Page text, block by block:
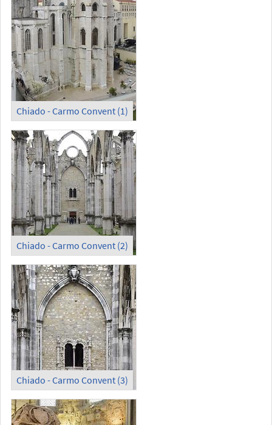
Chiado - Carmo Convent (1)
Chiado - Carmo Convent (2)
Chiado - Carmo Convent (3)